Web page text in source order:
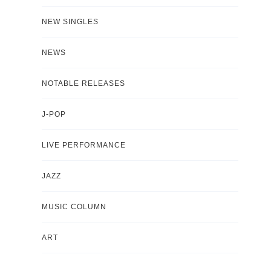
NEW SINGLES
NEWS
NOTABLE RELEASES
J-POP
LIVE PERFORMANCE
JAZZ
MUSIC COLUMN
ART